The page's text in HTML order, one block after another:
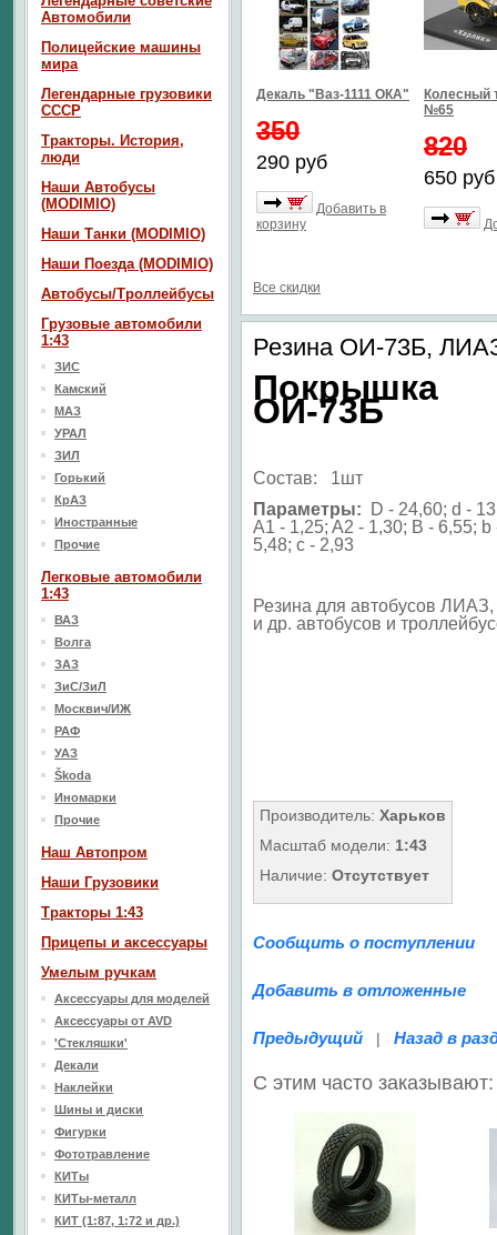
Декаль "Ваз-1111 ОКА"
350
290 руб
Добавить в
корзину
Колесный
№65
820
650 руб
Все скидки
Резина ОИ-73Б,
Покрышка
ОИ-73Б
Состав: 1шт
Параметры:
D - 24,60; d -
A1 - 1,25; A2 - 1,30; B - 6,55; b
5,48; c - 2,93
Резина для автобусов
и др. автобусов и
Производитель: Харьков
Масштаб модели: 1:43
Наличие: Отсутствует
Сообщить о поступлении
Добавить в отложенные
Предыдущий | Назад в
С этим часто заказывают:
Автомобили
Полицейские машины
мира
Легендарные грузовики
СССР
Тракторы. История,
люди
Наши Автобусы
(MODIMIO)
Наши Танки (MODIMIO)
Наши Поезда (MODIMIO)
Автобусы/Троллейбусы
Грузовые автомобили
1:43
ЗИС
Камский
МАЗ
УРАЛ
ЗИЛ
Горький
КрАЗ
Иностранные
Прочие
Легковые автомобили
1:43
ВАЗ
Волга
ЗАЗ
ЗиС/ЗиЛ
Москвич/ИЖ
РАФ
УАЗ
Škoda
Иномарки
Прочие
Наш Aвтопром
Наши Грузовики
Тракторы 1:43
Прицепы и аксессуары
Умелым ручкам
Аксессуары для моделей
Аксессуары от AVD
'Стекляшки'
Декали
Наклейки
Шины и диски
Фигурки
Фототравление
КИТы
КИТы-металл
КИТ (1:87, 1:72 и др.)